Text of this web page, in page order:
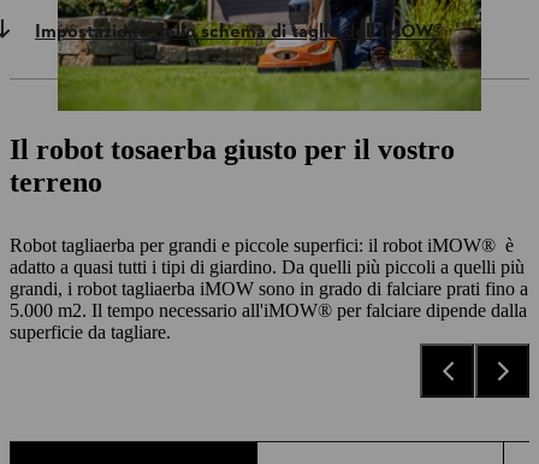
Impostazione dello schema di taglio dell'iMOW®
Il robot tosaerba giusto per il vostro
terreno
Robot tagliaerba per grandi e piccole superfici: il robot iMOW® è
adatto a quasi tutti i tipi di giardino. Da quelli più piccoli a quelli più
grandi, i robot tagliaerba iMOW sono in grado di falciare prati fino a
5.000 m2. Il tempo necessario all'iMOW® per falciare dipende dalla
superficie da tagliare.